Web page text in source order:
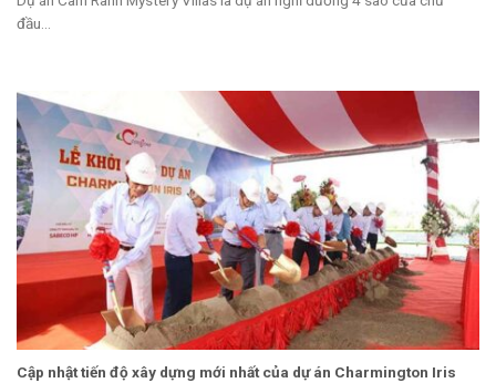
đầu...
Cập nhật tiến độ xây dựng mới nhất của dự án Charmington Iris